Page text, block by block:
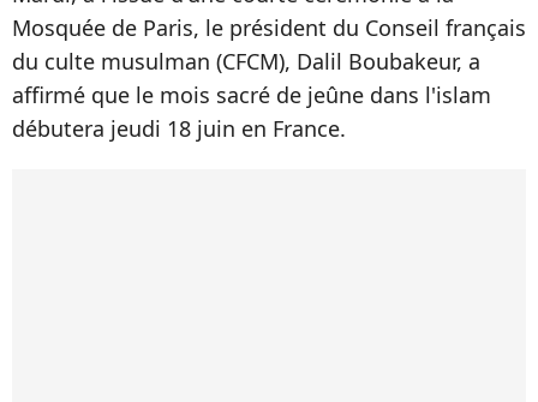
Mosquée de Paris, le président du Conseil français
du culte musulman (CFCM), Dalil Boubakeur, a
affirmé que le mois sacré de jeûne dans l'islam
débutera jeudi 18 juin en France.